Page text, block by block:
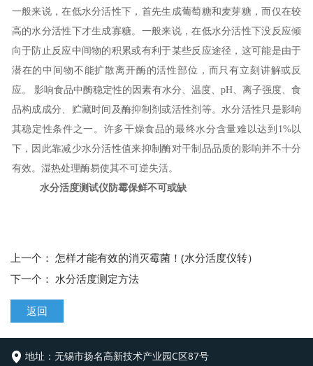
一般来说，在低水分活性下，首先生成葡萄糖和麦芽糖，而仅在较
高的水分活性下才生成寡糖。一般来说，在低水分活性下没反应倾
向于防止反应中间物的积累或有利于某些反应途径，这可能是由于
潜在的中间物不能扩散离开酶的活性部位，而只有立刻讲解或反
应。
影响食品中酶稳定性的因素有水分、温度、 pH、离子强度、食
品构成成分、贮藏时间及酶抑制剂或活性剂等。水分活性只是影响
其稳定性条件之一。许多干燥食品的最终水分含量难以达到 1%以
下，因此靠减少水分活性值来抑制酶对干制品品质的影响并不十分
有效。湿热处理酶易使其不可逆失活。
水分活度测试仪 防霉保鲜不可或缺
上一个：怎样才能有效的消灭霉菌！(水分活度仪转）
下一个： 水分活度测定方法
返回
地址： 无锡市扬名高新技术产业园C区87号